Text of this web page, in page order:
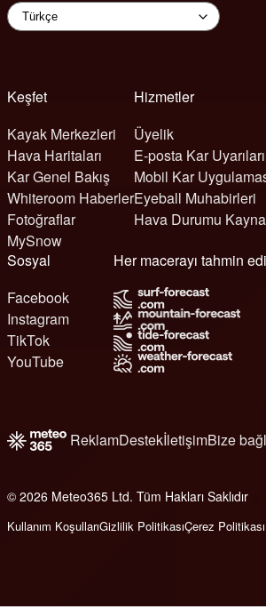
Keşfet
Kayak Merkezleri
Hava Haritaları
Kar Genel Bakış
Whiteroom Haberler
Fotoğraflar
MySnow
Hizmetler
Üyelik
E-posta Kar Uyarıları
Mobil Kar
Eyeball Muhabirleri
Hava Durumu
Sosyal
Facebook
Instagram
TikTok
YouTube
Her macerayı tahmin
ReklamDestekİletişimBize
© 2026 Meteo365 Ltd. Tüm Hakları Saklıdır
Kullanım KoşullarıGizlilik PolitikasıÇerez Politikası